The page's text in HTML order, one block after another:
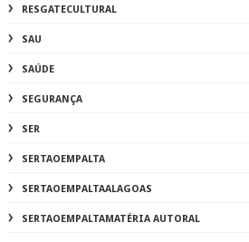
RESGATECULTURAL
SAU
SAÚDE
SEGURANÇA
SER
SERTAOEMPALTA
SERTAOEMPALTAALAGOAS
SERTAOEMPALTAMATÉRIA AUTORAL